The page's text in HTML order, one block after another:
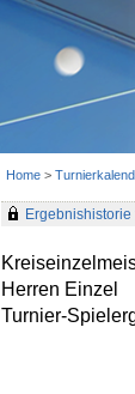
Home >
Herren Einzel
Turnier-